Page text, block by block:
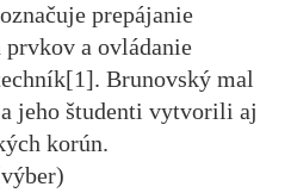
prepájanie
a ovládanie
Brunovský mal
jeho študenti vytvorili aj
korún.